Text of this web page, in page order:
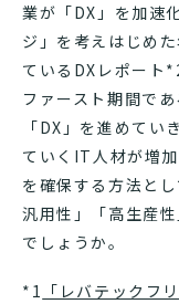
業が「DX」を加速
ジ」を考えはじめ
ているDXレポート
ファースト期間で
「DX」を進めてい
ていくIT人材が増
を確保する方法と
汎用性」「高生産
でしょうか。
*1 「レバテックフ